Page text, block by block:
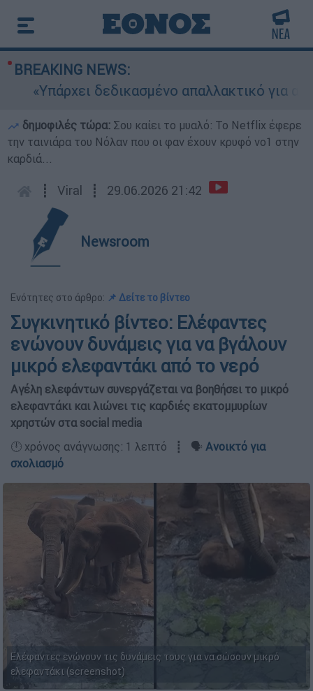
BREAKING NEWS:
«Υπάρχει δεδικασμένο απαλλακτικό για
δημοφιλές τώρα: Σου καίει το μυαλό: Το Netflix έφερε
την ταινιάρα του Νόλαν που οι φαν έχουν κρυφό νο1 στην
καρδιά...
┋ Viral ┋ 29.06.2026 21:42
Newsroom
Ενότητες στο άρθρο: 📌 Δείτε το βίντεο
Συγκινητικό βίντεο: Ελέφαντες
ενώνουν δυνάμεις για να βγάλουν
μικρό ελεφαντάκι από το νερό
Αγέλη ελεφάντων συνεργάζεται να βοηθήσει το μικρό
ελεφαντάκι και λιώνει τις καρδιές εκατομμυρίων
χρηστών στα social media
🕛 χρόνος ανάγνωσης: 1 λεπτό ┋ 🗣️ Ανοικτό για
σχολιασμό
Ελέφαντες ενώνουν τις δυνάμεις τους για να σώσουν μικρό
ελεφαντάκι (screenshot)